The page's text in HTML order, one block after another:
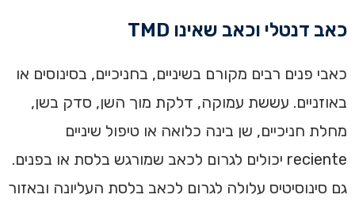
כאב דנטלי וכאב שאינו TMD
כאבי פנים רבים מקורם בשיניים, בחניכיים, בסינוסים או
באוזניים. עששת עמוקה, דלקת מוך השן, סדק בשן,
מחלת חניכיים, שן בינה כלואה או טיפול שיניים
reciente יכולים לגרום לכאב שמורגש בלסת או בפנים.
גם סינוסיטיס עלולה לגרום לכאב בלסת העליונה ובאזור